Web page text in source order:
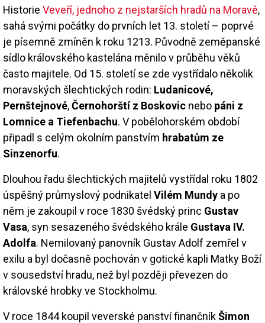
Historie Veveří, jednoho z nejstarších hradů na Moravě,
sahá svými počátky do prvních let 13. století – poprvé
je písemně zmíněn k roku 1213. Původně zeměpanské
sídlo královského kastelána měnilo v průběhu věků
často majitele. Od 15. století se zde vystřídalo několik
moravských šlechtických rodin: Ludanicové,
Pernštejnové,Černohorští z Boskovic nebo páni z
Lomnice a Tiefenbachu. V pobělohorském období
připadl s celým okolním panstvím hrabatům ze
Sinzenorfu.
Dlouhou řadu šlechtických majitelů vystřídal roku 1802
úspěšný průmyslový podnikatel Vilém Mundy a po
něm je zakoupil v roce 1830 švédský princ Gustav
Vasa, syn sesazeného švédského krále Gustava IV.
Adolfa. Nemilovaný panovník Gustav Adolf zemřel v
exilu a byl dočasně pochován v gotické kapli Matky Boží
v sousedství hradu, než byl později převezen do
královské hrobky ve Stockholmu.
V roce 1844 koupil veverské panství finančníkŠimon